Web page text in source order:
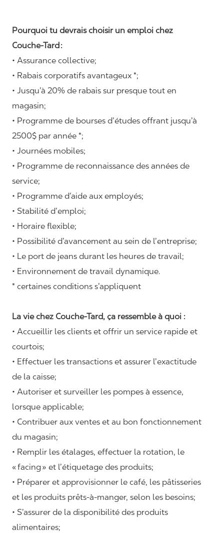
Pourquoi tu devrais choisir un emploi chez
Couche-Tard :
• Assurance collective;
• Rabais corporatifs avantageux *;
• Jusqu’à 20% de rabais sur presque tout en
magasin;
• Programme de bourses d’études offrant jusqu’à
2500$ par année *;
• Journées mobiles;
• Programme de reconnaissance des années de
service;
• Programme d’aide aux employés;
• Stabilité d’emploi;
• Horaire flexible;
• Possibilité d’avancement au sein de l’entreprise;
• Le port de jeans durant les heures de travail;
• Environnement de travail dynamique.
* certaines conditions s’appliquent
La vie chez Couche-Tard, ça ressemble à quoi :
• Accueillir les clients et offrir un service rapide et
courtois;
• Effectuer les transactions et assurer l’exactitude
de la caisse;
• Autoriser et surveiller les pompes à essence,
lorsque applicable;
• Contribuer aux ventes et au bon fonctionnement
du magasin;
• Remplir les étalages, effectuer la rotation, le
«facing» et l’étiquetage des produits;
• Préparer et approvisionner le café, les pâtisseries
et les produits prêts-à-manger, selon les besoins;
• S’assurer de la disponibilité des produits
alimentaires;